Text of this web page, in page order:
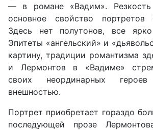
— в романе «Вадим».
основное свойство портретов
Здесь нет полутонов, все
Эпитеты «ангельский» и
картину, традиции романтизма
и Лермонтов в «Вадиме»
своих неординарных героев
внешностью.
Портрет приобретает гораздо
последующей прозе